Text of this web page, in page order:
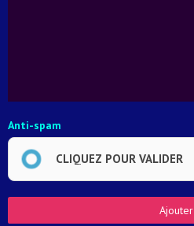
Anti-spam
CLIQUEZ POUR VALIDER
Ajouter